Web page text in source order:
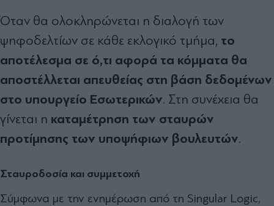
Όταν θα ολοκληρώνεται η διαλογή των
ψηφοδελτίων σε κάθε εκλογικό τμήμα, το
αποτέλεσμα σε ό,τι αφορά τα κόμματα θα
αποστέλλεται απευθείας στη βάση δεδομένων
στο υπουργείο Εσωτερικών. Στη συνέχεια θα
γίνεται η καταμέτρηση των σταυρών
προτίμησης των υποψήφιων βουλευτών.
Σταυροδοσία και συμμετοχή
Σύμφωνα με την ενημέρωση από τη Singular Logic,